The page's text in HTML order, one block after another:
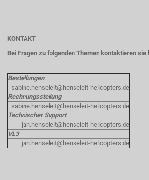
KONTAKT
Bei Fragen zu folgenden Themen kontaktieren sie
Bestellungen
sabine.henseleit@henseleit-helicopters.de
Rechnungsstellung
sabine.henseleit@henseleit-helicopters.de
Technischer Support
jan.henseleit@henseleit-helicopters.de
VL3
jan.henseleit@henseleit-helicopters.de